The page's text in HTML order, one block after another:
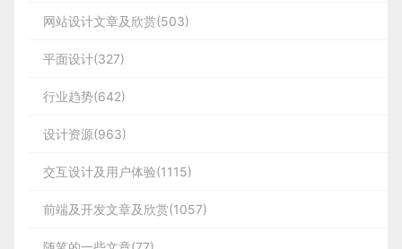
网站设计文章及欣赏(503)
平面设计(327)
行业趋势(642)
设计资源(963)
交互设计及用户体验(1115)
前端及开发文章及欣赏(1057)